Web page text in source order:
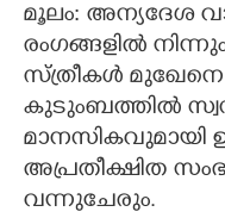
മൂലം: അന്യദേശ
രംഗങ്ങളിൽ
സ്ത്രീകൾ
കുടുംബത്തിൽ
മാനസികവുമായി
അപ്രതീക്ഷിത
വന്നുചേരും.